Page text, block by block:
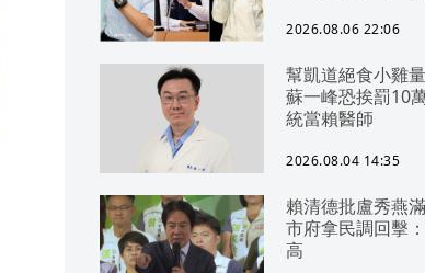
2026.08.06 22:06
幫凱道絕食小雞
蘇一峰恐挨罰10
統當賴醫師
2026.08.04 14:35
賴清德批盧秀燕
市府拿民調回擊
高